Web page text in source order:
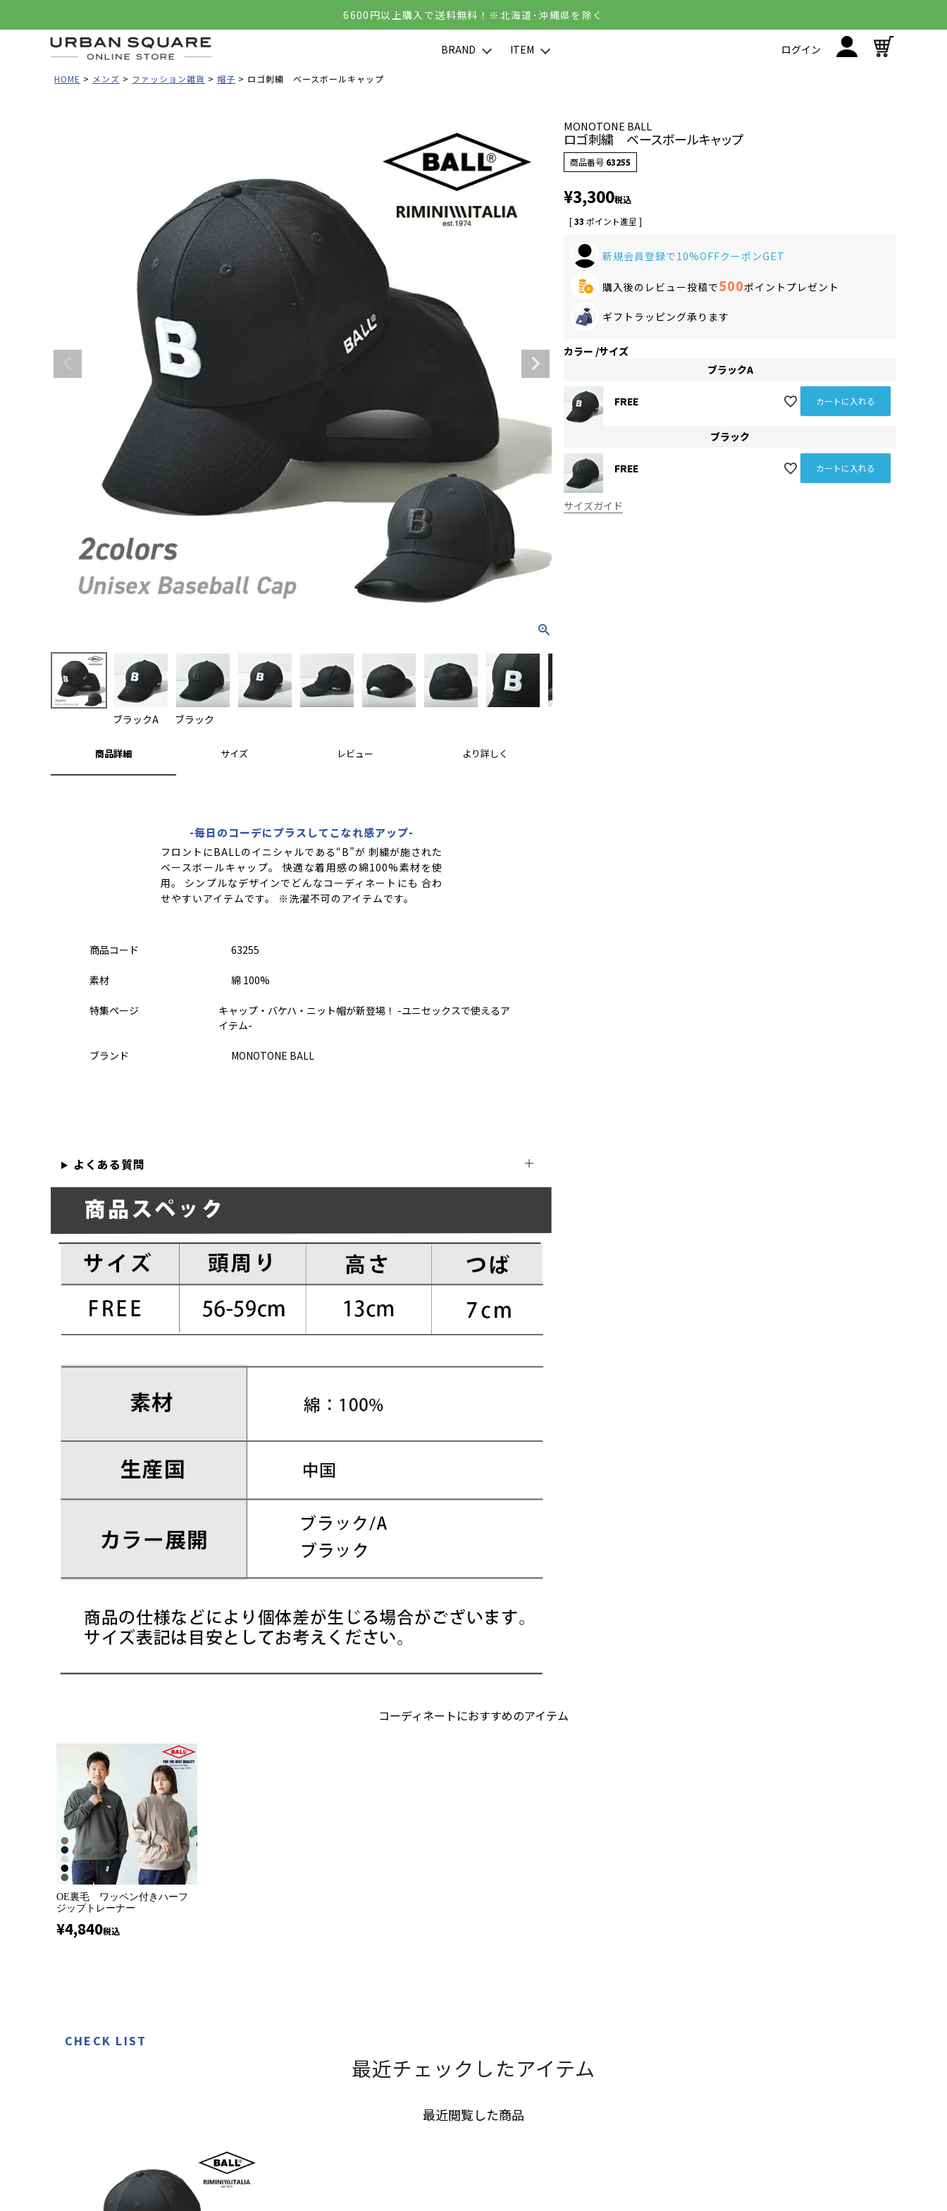
6600円以上購入で送料無料！ ※北海道･沖縄県を除く
BRAND ITEM ログイン
HOME メンズ ファッション雑貨 帽子 ロゴ刺繍 ベースボールキャップ
ブラックA ブラック
商品詳細 サイズ レビュー より詳しく
-毎日のコーデにプラスしてこなれ感アップ-
フロントにBALLのイニシャルである“B”が 刺繍が施された
ベースボールキャップ。 快適な着用感の綿100%素材を使
用。 シンプルなデザインでどんなコーディネートにも 合わ
せやすいアイテムです。 ※洗濯不可のアイテムです。
商品コード 63255
素材 綿 100%
特集ページ
キャップ・バケハ・ニット帽が新登場！ -ユニセックスで使えるア
イテム-
ブランド MONOTONE BALL
よくある質問
MONOTONE BALL
ロゴ刺繍 ベースボールキャップ
商品番号 63255
¥3,300税込
[33 ポイント進呈 ]
新規会員登録で10%OFFクーポンGET
購入後のレビュー投稿で500ポイントプレゼント
ギフトラッピング承ります
カラー サイズ
ブラックA
FREE カートに入れる
ブラック
FREE カートに入れる
サイズガイド
コーディネートにおすすめのアイテム
OE裏毛 ワッペン付きハーフ
ジップトレーナー
¥4,840税込
CHECK LIST
最近チェックしたアイテム
最近閲覧した商品